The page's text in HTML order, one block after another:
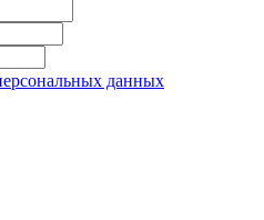
данных